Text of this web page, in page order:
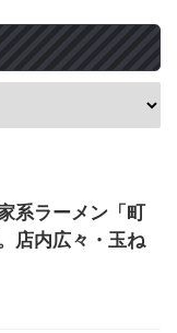
系ラーメン「町
店内広々・玉ね